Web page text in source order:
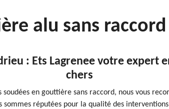
alu sans
: Ets Lagrenee votre expert
chers
en gouttière sans raccord, nous vous
réputées pour la qualité des